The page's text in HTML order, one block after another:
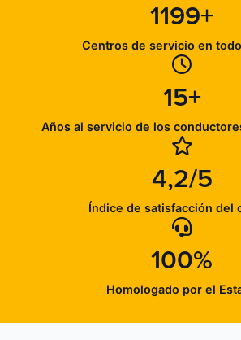
1199+
Centros de servicio en
15+
Años al servicio de los
4,2/5
Índice de satisfacción del
100%
Homologado por el